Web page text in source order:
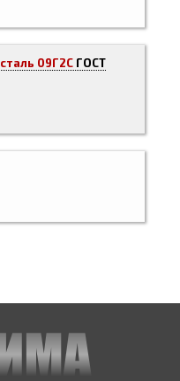
сталь 09Г2С ГОСТ